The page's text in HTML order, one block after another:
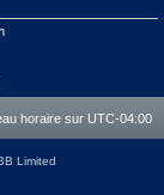
horaire sur UTC-04:00
Limited